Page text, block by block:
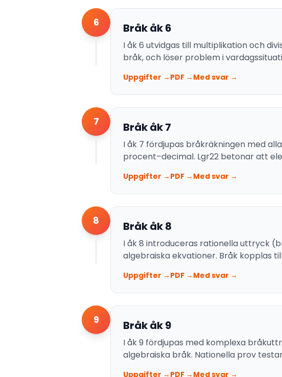
6 Bråk åk 6
I åk 6 utvidgas till multiplikation och
bråk, och löser problem i
Uppgifter → PDF → Med svar →
7 Bråk åk 7
I åk 7 fördjupas bråkräkningen med
procent–decimal. Lgr22 betonar att
Uppgifter → PDF → Med svar →
8 Bråk åk 8
I åk 8 introduceras rationella uttryck
algebraiska ekvationer. Bråk kopplas
Uppgifter → PDF → Med svar →
9 Bråk åk 9
I åk 9 fördjupas med komplexa
algebraiska bråk. Nationella prov
Uppgifter → PDF → Med svar →